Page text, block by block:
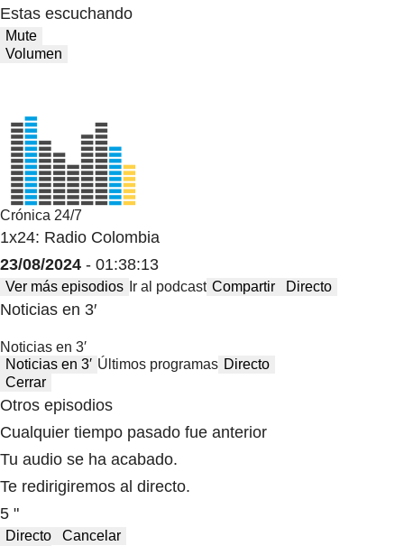
Estas escuchando
Mute
Volumen
Crónica 24/7
1x24: Radio Colombia
23/08/2024 - 01:38:13
Ver más episodios Ir al podcast Compartir Directo
Noticias en 3′
Noticias en 3′
Noticias en 3′ Últimos programas Directo
Cerrar
Otros episodios
Cualquier tiempo pasado fue anterior
Tu audio se ha acabado.
Te redirigiremos al directo.
5 "
Directo Cancelar